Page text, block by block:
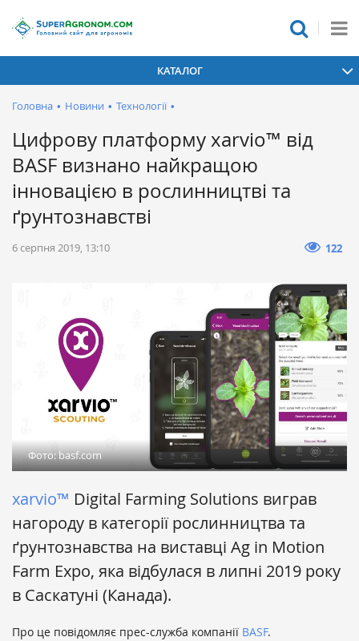
КАТАЛОГ
Головна • Новини • Технології •
Цифрову платформу xarvio™ від
BASF визнано найкращою
інновацією в рослинництві та
ґрунтознавстві
6 серпня 2019, 13:10 122
Фото: basf.com
xarvio™ Digital Farming Solutions виграв
нагороду в категорії рослинництва та
ґрунтознавства на виставці Ag in Motion
Farm Expo, яка відбулася в липні 2019 року
в Саскатуні (Канада).
Про це повідомляє прес-служба компанії BASF.